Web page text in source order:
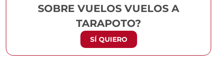
SOBRE VUELOS VUELOS A
TARAPOTO?
SÍ QUIERO